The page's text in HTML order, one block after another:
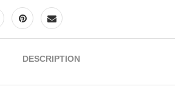
DESCRIPTION